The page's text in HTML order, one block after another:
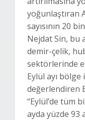
yoğunlaştıran
sayısının 20
Nejdat Sin, bu
demir-çelik,
sektörlerinde
Eylül ayı
değerlendiren
“Eylül’de tüm
ayda yüzde 93